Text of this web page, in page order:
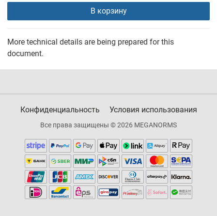
В корзину
More technical details are being prepared for this
document.
Конфиденциальность Условия использования
Все права защищены © 2026 MEGANORMS